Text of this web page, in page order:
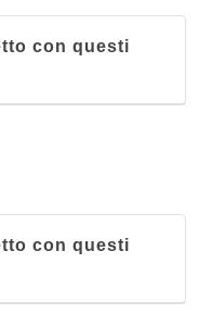
con questi
con questi